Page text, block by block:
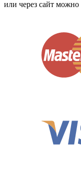
или через сайт можно